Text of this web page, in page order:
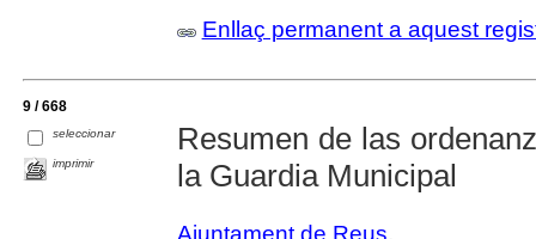
Enllaç permanent a aquest
9 / 668
seleccionar
imprimir
Resumen de las
la Guardia Municipal
Ajuntament de Reus.